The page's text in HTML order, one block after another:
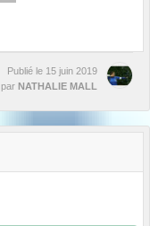
Publié le 15 juin 2019
par NATHALIE MALL